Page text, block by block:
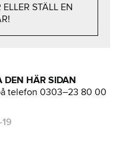
STÄLL EN
DEN HÄR SIDAN
telefon 0303–23 80 00